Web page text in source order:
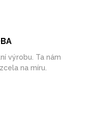
výrobu. Ta nám
na míru.